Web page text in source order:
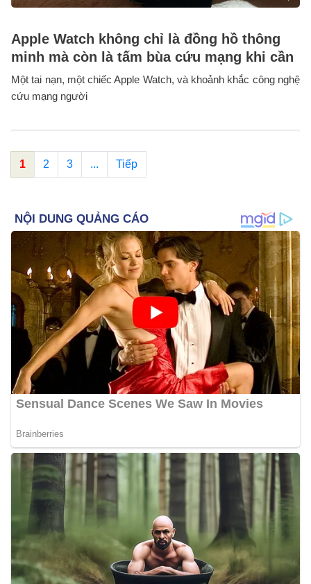
Apple Watch không chỉ là đồng hồ thông
minh mà còn là tấm bùa cứu mạng khi cần
Một tai nạn, một chiếc Apple Watch, và khoảnh khắc công nghệ
cứu mạng người
1 2 3 ... Tiếp